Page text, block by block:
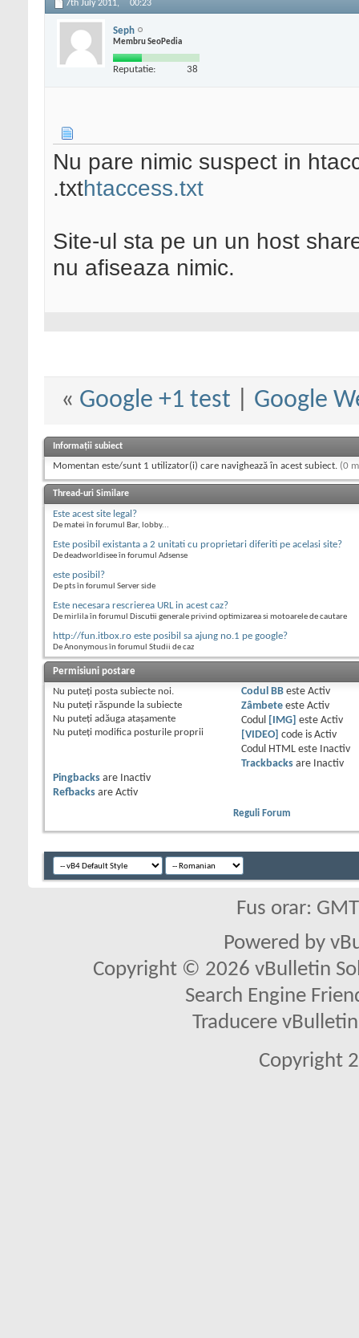
7th July 2011, 00:23
Seph
Membru SeoPedia
Reputatie: 38
Nu pare nimic suspect in
.txthtaccess.txt
Site-ul sta pe un un host
nu afiseaza nimic.
« Google +1 test Google
Informații subiect
Momentan este/sunt 1 utilizator(i) care navighează în acest subiect. (0
Thread-uri Similare
Este acest site legal?
De matei în forumul Bar, lobby...
Este posibil existanta a 2 unitati cu proprietari diferiti pe acelasi site?
De deadworldisee în forumul Adsense
este posibil?
De pts în forumul Server side
Este necesara rescrierea URL in acest caz?
De mirlila în forumul Discutii generale privind optimizarea si motoarele de cautare
http://fun.itbox.ro este posibil sa ajung no.1 pe google?
De Anonymous în forumul Studii de caz
Permisiuni postare
Nu puteţi posta subiecte noi.
Nu puteţi răspunde la subiecte
Nu puteţi adăuga ataşamente
Nu puteţi modifica posturile proprii
Codul BBeste Activ
Zâmbeteeste Activ
Codul
[IMG] este Activ
[VIDEO]
code is Activ
Codul HTML este
Inactiv
Trackbacksare
Inactiv
Pingbacks are
Inactiv
Refbacks are Activ
Reguli Forum
Fus orar:
Powered by
Copyright © 2026 vBulletin
Search Engine
Traducere
Copyright